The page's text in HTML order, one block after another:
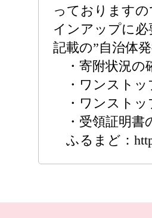
っております
インアップに必
記載の”自治体
・寄附状況の
・ワンストッ
・ワンストッ
・受領証明書
ふるまど：